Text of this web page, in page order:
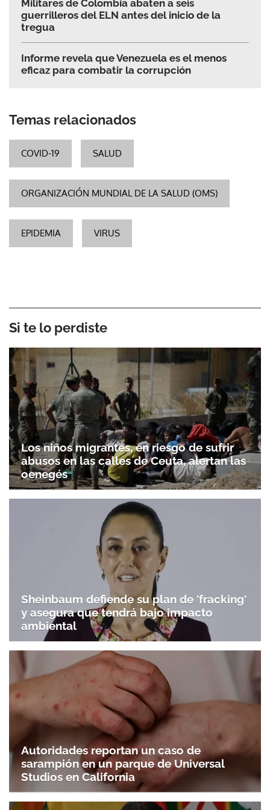
Militares de Colombia abaten a seis
guerrilleros del ELN antes del inicio de la
tregua
Informe revela que Venezuela es el menos
eficaz para combatir la corrupción
Temas relacionados
COVID-19 SALUD
ORGANIZACIÓN MUNDIAL DE LA SALUD (OMS)
EPIDEMIA VIRUS
Si te lo perdiste
Los niños migrantes, en riesgo de sufrir
abusos en las calles de Ceuta, alertan las
oenegés
Sheinbaum defiende su plan de 'fracking'
y asegura que tendrá bajo impacto
ambiental
Autoridades reportan un caso de
sarampión en un parque de Universal
Studios en California